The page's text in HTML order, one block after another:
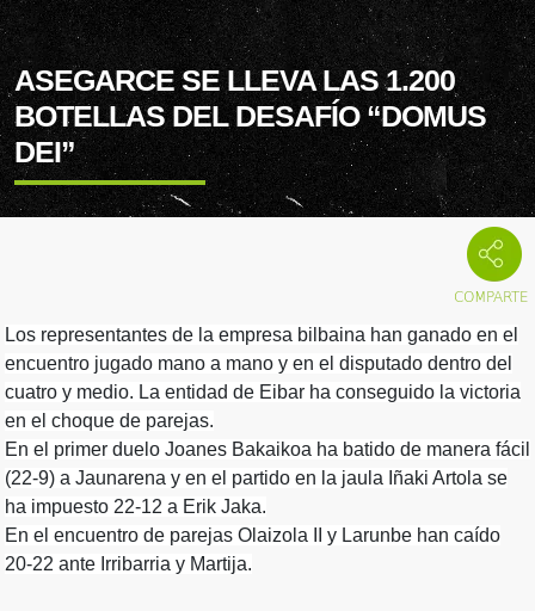
ASEGARCE SE LLEVA LAS 1.200
BOTELLAS DEL DESAFÍO “DOMUS
DEI”
Los representantes de la empresa bilbaina han ganado en el
encuentro jugado mano a mano y en el disputado dentro del
cuatro y medio. La entidad de Eibar ha conseguido la victoria
en el choque de parejas.
En el primer duelo Joanes Bakaikoa ha batido de manera fácil
(22-9) a Jaunarena y en el partido en la jaula Iñaki Artola se
ha impuesto 22-12 a Erik Jaka.
En el encuentro de parejas Olaizola II y Larunbe han caído
20-22 ante Irribarria y Martija.